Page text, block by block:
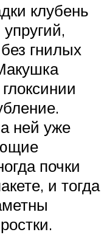
клубень
гнилых
ней уже
почки
и тогда